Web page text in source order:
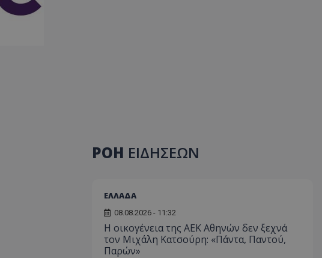
ΡΟΗ ΕΙΔΗΣΕΩΝ
ΕΛΛΑΔΑ
08.08.2026 - 11:32
Η οικογένεια της ΑΕΚ Αθηνών δεν ξεχνά
τον Μιχάλη Κατσούρη: «Πάντα, Παντού,
Παρών»